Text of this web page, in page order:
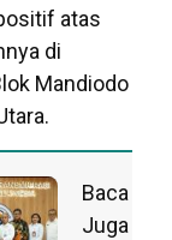
atas
di
Mandiodo
Baca
Juga